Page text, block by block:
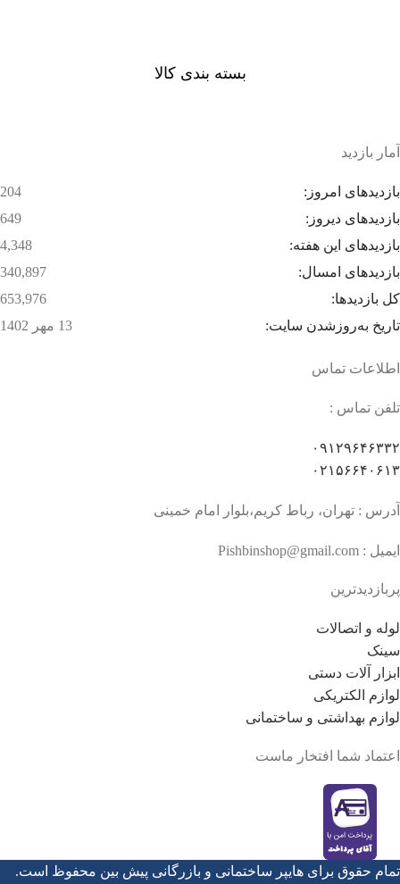
بسته بندی کالا
آمار بازدید
بازدیدهای امروز:
204
بازدیدهای دیروز:
649
بازدیدهای این هفته:
4,348
بازدیدهای امسال:
340,897
کل بازدیدها:
653,976
تاریخ به‌روزشدن سایت:
13 مهر 1402
اطلاعات تماس
تلفن تماس :
۰۹۱۲۹۶۴۶۳۳۲
۰۲۱۵۶۶۴۰۶۱۳
آدرس : تهران، رباط کریم،بلوار امام خمینی
ایمیل : Pishbinshop@gmail.com
پربازدیدترین
لوله و اتصالات
سینک
ابزار آلات دستی
لوازم الکتریکی
لوازم بهداشتی و ساختمانی
اعتماد شما افتخار ماست
تمام حقوق برای هایپر ساختمانی و بازرگانی پیش بین محفوظ است.